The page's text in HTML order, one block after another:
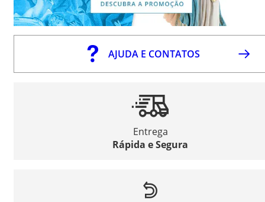
AJUDA E CONTATOS
Entrega
Rápida e Segura